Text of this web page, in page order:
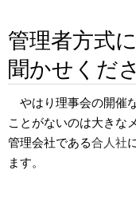
管理者方式
聞かせくだ
やはり理事会の開催
ことがないのは大きな
管理会社である合人社
ます。